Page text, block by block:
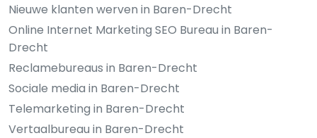
Nieuwe klanten werven in Baren-Drecht
Online Internet Marketing SEO Bureau in Baren-
Drecht
Reclamebureaus in Baren-Drecht
Sociale media in Baren-Drecht
Telemarketing in Baren-Drecht
Vertaalbureau in Baren-Drecht